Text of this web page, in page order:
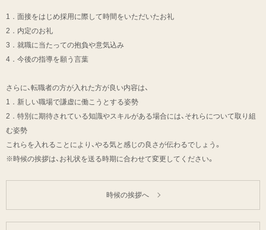
1．面接をはじめ採用に際して時間をいただいたお礼
2．内定のお礼
3．就職に当たっての抱負や意気込み
4．今後の指導を願う言葉
さらに、転職者の方が入れた方が良い内容は、
1．新しい職場で謙虚に働こうとする姿勢
2．特別に期待されている知識やスキルがある場合には、それらについて取り組
む姿勢
これらを入れることにより、やる気と感じの良さが伝わるでしょう。
※時候の挨拶は、お礼状を送る時期に合わせて変更してください。
時候の挨拶へ